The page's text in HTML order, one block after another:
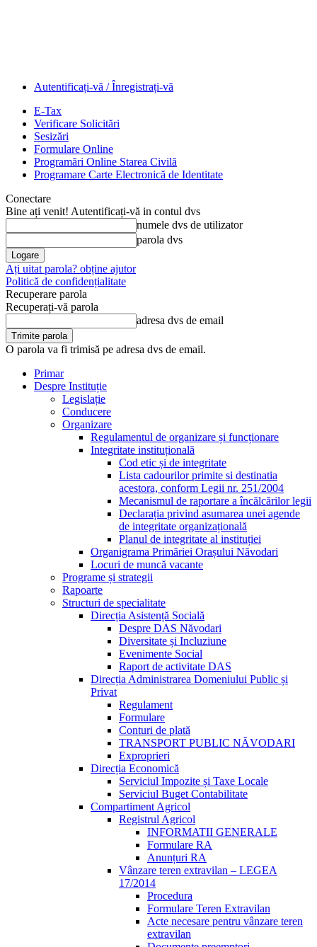
Autentificați-vă / Înregistrați-vă
E-Tax
Verificare Solicitări
Sesizări
Formulare Online
Programări Online Starea Civilă
Programare Carte Electronică de Identitate
Conectare
Bine ați venit! Autentificați-vă in contul dvs
numele dvs de utilizator
parola dvs
Ați uitat parola? obține ajutor
Politică de confidențialitate
Recuperare parola
Recuperați-vă parola
adresa dvs de email
O parola va fi trimisă pe adresa dvs de email.
Primar
Despre Instituție
Legislație
Conducere
Organizare
Regulamentul de organizare și funcționare
Integritate instituțională
Cod etic și de integritate
Lista cadourilor primite si destinatia
acestora, conform Legii nr. 251/2004
Mecanismul de raportare a încălcărilor legii
Declarația privind asumarea unei agende
de integritate organizațională
Planul de integritate al instituției
Organigrama Primăriei Orașului Năvodari
Locuri de muncă vacante
Programe și strategii
Rapoarte
Structuri de specialitate
Direcția Asistență Socială
Despre DAS Năvodari
Diversitate și Incluziune
Evenimente Social
Raport de activitate DAS
Direcția Administrarea Domeniului Public și
Privat
Regulament
Formulare
Conturi de plată
TRANSPORT PUBLIC NĂVODARI
Exproprieri
Direcția Economică
Serviciul Impozite și Taxe Locale
Serviciul Buget Contabilitate
Compartiment Agricol
Registrul Agricol
INFORMATII GENERALE
Formulare RA
Anunțuri RA
Vânzare teren extravilan – LEGEA
17/2014
Procedura
Formulare Teren Extravilan
Acte necesare pentru vânzare teren
extravilan